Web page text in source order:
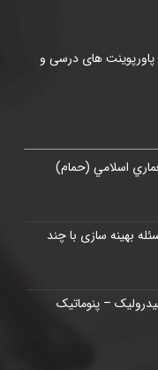
های درسی و
اسلامي (حمام)
بهینه سازی با چند
– پنوماتیک